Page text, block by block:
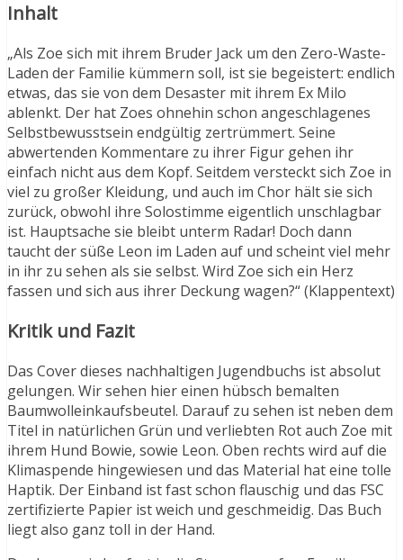
Inhalt
„Als Zoe sich mit ihrem Bruder Jack um den Zero-Waste-
Laden der Familie kümmern soll, ist sie begeistert: endlich
etwas, das sie von dem Desaster mit ihrem Ex Milo
ablenkt. Der hat Zoes ohnehin schon angeschlagenes
Selbstbewusstsein endgültig zertrümmert. Seine
abwertenden Kommentare zu ihrer Figur gehen ihr
einfach nicht aus dem Kopf. Seitdem versteckt sich Zoe in
viel zu großer Kleidung, und auch im Chor hält sie sich
zurück, obwohl ihre Solostimme eigentlich unschlagbar
ist. Hauptsache sie bleibt unterm Radar! Doch dann
taucht der süße Leon im Laden auf und scheint viel mehr
in ihr zu sehen als sie selbst. Wird Zoe sich ein Herz
fassen und sich aus ihrer Deckung wagen?“ (Klappentext)
Kritik und Fazit
Das Cover dieses nachhaltigen Jugendbuchs ist absolut
gelungen. Wir sehen hier einen hübsch bemalten
Baumwolleinkaufsbeutel. Darauf zu sehen ist neben dem
Titel in natürlichen Grün und verliebten Rot auch Zoe mit
ihrem Hund Bowie, sowie Leon. Oben rechts wird auf die
Klimaspende hingewiesen und das Material hat eine tolle
Haptik. Der Einband ist fast schon flauschig und das FSC
zertifizierte Papier ist weich und geschmeidig. Das Buch
liegt also ganz toll in der Hand.